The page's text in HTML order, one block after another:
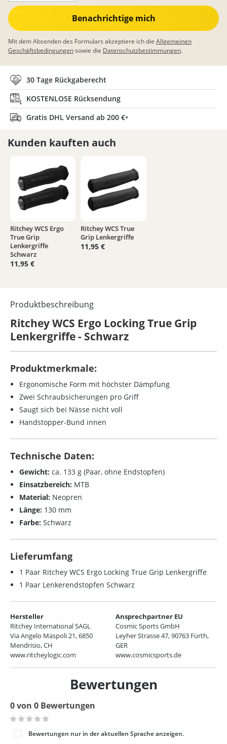
Benachrichtige mich
Mit dem Absenden des Formulars akzeptiere ich die Allgemeinen
Geschäftsbedingungensowie die Datenschutzbestimmungen.
30 Tage Rückgaberecht
KOSTENLOSE Rücksendung
Gratis DHL Versand ab 200 €*
Kunden kauften auch
Ritchey WCS Ergo
True Grip
Lenkergriffe
Schwarz
11,95 €
Ritchey WCS True
Grip Lenkergriffe
11,95 €
Produktbeschreibung
Ritchey WCS Ergo Locking True Grip
Lenkergriffe - Schwarz
Produktmerkmale:
Ergonomische Form mit höchster Dämpfung
Zwei Schraubsicherungen pro Griff
Saugt sich bei Nässe nicht voll
Handstopper-Bund innen
Technische Daten:
Gewicht: ca. 133 g (Paar, ohne Endstopfen)
Einsatzbereich: MTB
Material: Neopren
Länge: 130 mm
Farbe: Schwarz
Lieferumfang
1 Paar Ritchey WCS Ergo Locking True Grip Lenkergriffe
1 Paar Lenkerendstopfen Schwarz
Hersteller
Ritchey International SAGL
Via Angelo Maspoli 21, 6850
Mendrisio, CH
www.ritcheylogic.com
Ansprechpartner EU
Cosmic Sports GmbH
Leyher Strasse 47, 90763 Fürth,
GER
www.cosmicsports.de
Bewertungen
0 von 0 Bewertungen
Durchschnittliche Bewertung von 0 von 5 Sternen
Bewertungen nur in der aktuellen Sprache anzeigen.